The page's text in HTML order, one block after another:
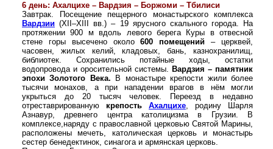
6 день: Ахалцихе – Вардзия – Боржоми – Тбилиси
Завтрак. Посещение пещерного монастырского комплекса
Вардзии (XII–XIII вв.) – 19 ярусного скального города. На
протяжении 900 м вдоль левого берега Куры в отвесной
стене горы высечено около600 помещений – церквей,
часовен, жилых келий, кладовых, бань, казнохранилищ,
библиотек. Сохранились потайные ходы, остатки
водопровода и оросительной системы. Вардзия – памятник
эпохи Золотого Века. В монастыре крепости жили более
тысячи монахов, а при нападении врагов в нём могли
укрыться до 20 тысяч человек. Переезд в недавно
отреставрированную крепость Ахалцихе, родину Шарля
Азнавур, древнего центра католицизма в Грузии. В
комплексе,наряду с православной церковью Святой Марины,
расположены мечеть, католическая церковь и монастырь
сестер бенедектинок, синагога и армянская церковь.